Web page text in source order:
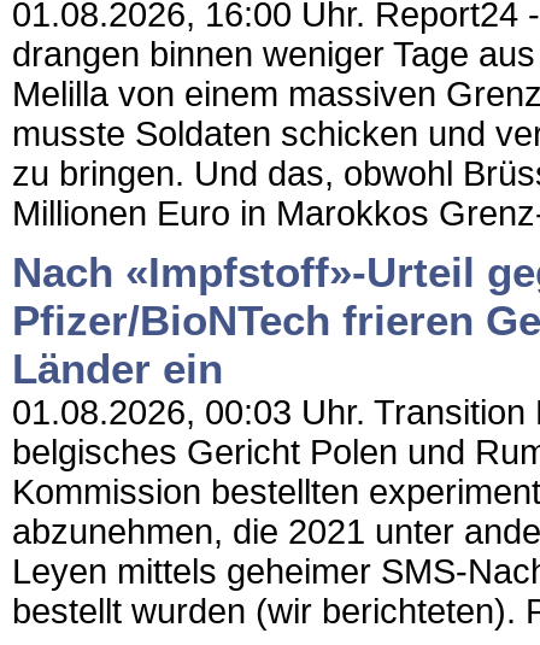
01.08.2026, 16:00 Uhr.
drangen binnen weniger Tage
Melilla von einem massiven
musste Soldaten schicken und
zu bringen. Und das, obwohl
Millionen Euro in Marokkos
Nach «Impfstoff»-Urteil
Pfizer/BioNTech frieren
Länder ein
01.08.2026, 00:03 Uhr.
belgisches Gericht Polen und
Kommission bestellten
abzunehmen, die 2021 unter
Leyen mittels geheimer SMS-
bestellt wurden (wir berichteten).